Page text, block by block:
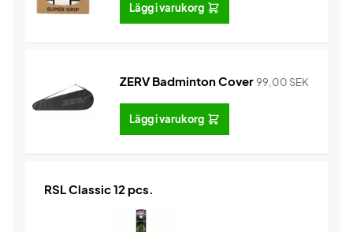
Lägg i varukorg
ZERV Badminton Cover99,00 SEK
Lägg i varukorg
RSL Classic 12 pcs.